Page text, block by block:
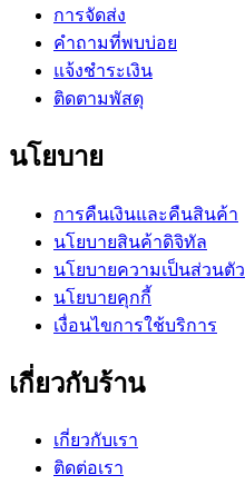
การจัดส่ง
คำถามที่พบบ่อย
แจ้งชำระเงิน
ติดตามพัสดุ
นโยบาย
การคืนเงินและคืนสินค้า
นโยบายสินค้าดิจิทัล
นโยบายความเป็นส่วนตัว
นโยบายคุกกี้
เงื่อนไขการใช้บริการ
เกี่ยวกับร้าน
เกี่ยวกับเรา
ติดต่อเรา